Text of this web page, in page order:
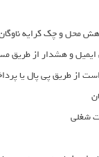
محل و چک کرایه
و هشدار از طریق
از طریق پی پال یا
شغلی